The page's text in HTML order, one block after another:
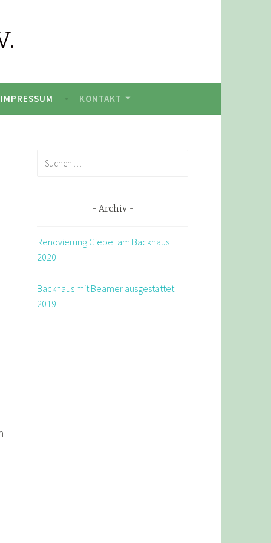
IMPRESSUM KONTAKT
Archiv
Renovierung Giebel am Backhaus
2020
Backhaus mit Beamer ausgestattet
2019